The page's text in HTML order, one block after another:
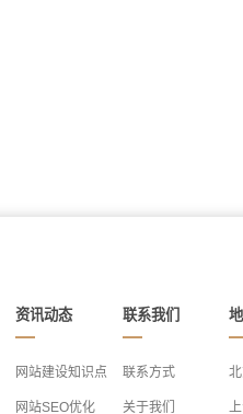
资讯动态
网站建设知识点
网站SEO优化
联系我们
联系方式
关于我们